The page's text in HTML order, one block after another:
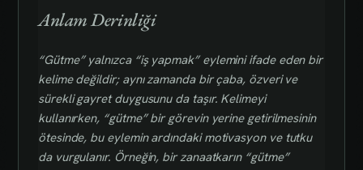
Anlam Derinliği
“Gütme” yalnızca “iş yapmak” eylemini ifade eden bir
kelime değildir; aynı zamanda bir çaba, özveri ve
sürekli gayret duygusunu da taşır. Kelimeyi
kullanırken, “gütme” bir görevin yerine getirilmesinin
ötesinde, bu eylemin ardındaki motivasyon ve tutku
da vurgulanır. Örneğin, bir zanaatkarın “gütme”